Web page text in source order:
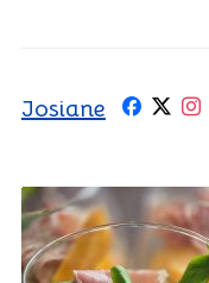
Josiane